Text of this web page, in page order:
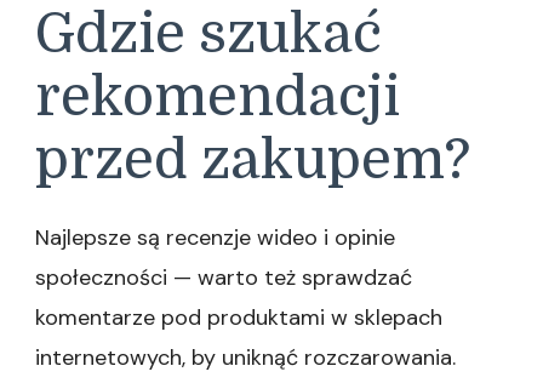
Gdzie szukać
rekomendacji
przed zakupem?
Najlepsze są recenzje wideo i opinie
społeczności — warto też sprawdzać
komentarze pod produktami w sklepach
internetowych, by uniknąć rozczarowania.